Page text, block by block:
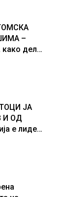
–
дел
го
ЈА
И ОД
е лидер